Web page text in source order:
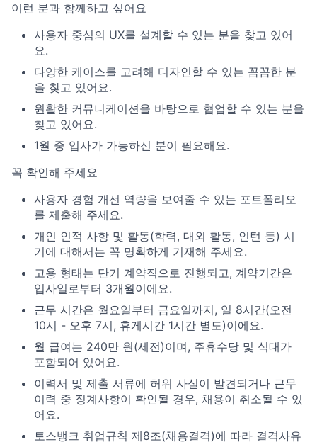
이런 분과 함께하고 싶어요
사용자 중심의 UX를 설계할 수 있는 분을 찾고 있어
요.
다양한 케이스를 고려해 디자인할 수 있는 꼼꼼한 분
을 찾고 있어요.
원활한 커뮤니케이션을 바탕으로 협업할 수 있는 분을
찾고 있어요.
1월 중 입사가 가능하신 분이 필요해요.
꼭 확인해 주세요
사용자 경험 개선 역량을 보여줄 수 있는 포트폴리오
를 제출해 주세요.
개인 인적 사항 및 활동(학력, 대외 활동, 인턴 등) 시
기에 대해서는 꼭 명확하게 기재해 주세요.
고용 형태는 단기 계약직으로 진행되고, 계약기간은
입사일로부터 3개월이에요.
근무 시간은 월요일부터 금요일까지, 일 8시간(오전
10시 - 오후 7시, 휴게시간 1시간 별도)이에요.
월 급여는 240만 원(세전)이며, 주휴수당 및 식대가
포함되어 있어요.
이력서 및 제출 서류에 허위 사실이 발견되거나 근무
이력 중 징계사항이 확인될 경우, 채용이 취소될 수 있
어요.
토스뱅크 취업규칙 제8조(채용결격)에 따라 결격사유